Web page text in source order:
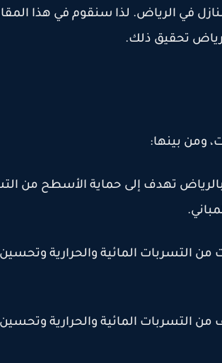
في الرياض. لذا سنقوم في هذا
تحقيق ذلك.
ومن بينها:
تهدف إلى حماية الأسطح من
.
التسربات المائية والحرارية
المائية والحرارية وتحسين